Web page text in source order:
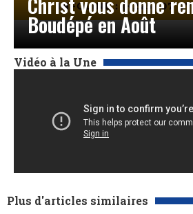
Boudépé en Août
Vidéo à la Une
Plus d'articles similaires